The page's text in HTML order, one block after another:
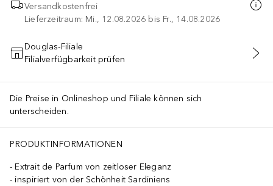
Versandkostenfrei
Lieferzeitraum: Mi., 12.08.2026 bis Fr., 14.08.2026
IN DEN WARENKORB
Douglas-Filiale
Filialverfügbarkeit prüfen
Die Preise in Onlineshop und Filiale können sich
unterscheiden.
PRODUKTINFORMATIONEN
Extrait de Parfum von zeitloser Eleganz
inspiriert von der Schönheit Sardiniens